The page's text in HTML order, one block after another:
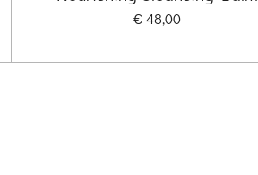
€ 48,00